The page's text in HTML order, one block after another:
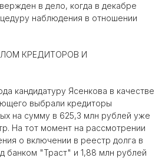
в дело, когда в декабре
наблюдения в отношении
КРЕДИТОРОВ И
кандидатуру Ясенкова в качестве
выбрали кредиторы
на сумму в 625,3 млн рублей уже
На тот момент на рассмотрении
о включении в реестр долга в
банком "Траст" и 1,88 млн рублей